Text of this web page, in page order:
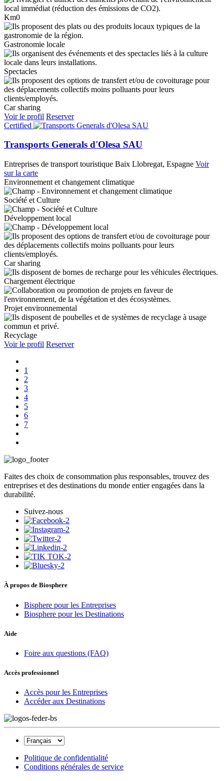
Km0
Gastronomie locale
Spectacles
Car sharing
Voir le profil Reserver
Certified
Transports Generals d'Olesa SAU
Entreprises de transport touristique Baix Llobregat, Espagne Voir
sur la carte
Environnement et changement climatique
Société et Culture
Développement local
Car sharing
Chargement électrique
Projet environnemental
Recyclage
Voir le profil Reserver
1
2
3
4
5
6
7
Faites des choix de consommation plus responsables, trouvez des
entreprises et des destinations du monde entier engagées dans la
durabilité.
Suivez-nous
À propos de Biosphere
Bisphere pour les Entreprises
Biosphere pour les Destinations
Aide
Foire aux questions (FAQ)
Accès professionnel
Accès pour les Entreprises
Accéder aux Destinations
Politique de confidentialité
Conditions générales de service